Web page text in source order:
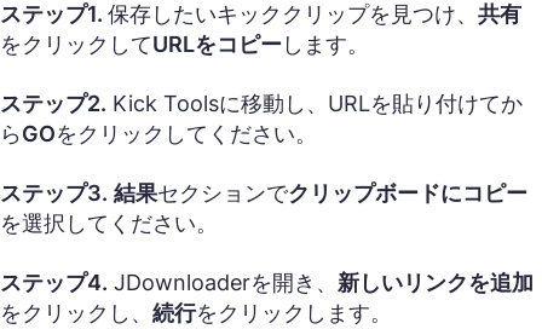
ステップ1. 保存したいキッククリップを見つけ、 共有
をクリックしてURLをコピーします。
ステップ2. Kick Toolsに移動し、URLを貼り付けてか
らGOをクリックしてください。
ステップ3. 結果セクションでクリップボードにコピー
を選択してください。
ステップ4. JDownloaderを開き、 新しいリンクを追加
をクリックし、 続行をクリックします。